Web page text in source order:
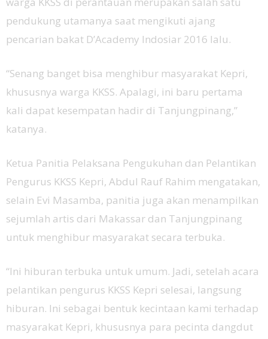
pendukung utamanya saat mengikuti ajang
pencarian bakat D’Academy Indosiar 2016 lalu.
“Senang banget bisa menghibur masyarakat Kepri,
khususnya warga KKSS. Apalagi, ini baru pertama
kali dapat kesempatan hadir di Tanjungpinang,”
katanya.
Ketua Panitia Pelaksana Pengukuhan dan Pelantikan
Pengurus KKSS Kepri, Abdul Rauf Rahim mengatakan,
selain Evi Masamba, panitia juga akan menampilkan
sejumlah artis dari Makassar dan Tanjungpinang
untuk menghibur masyarakat secara terbuka.
“Ini hiburan terbuka untuk umum. Jadi, setelah acara
pelantikan pengurus KKSS Kepri selesai, langsung
hiburan. Ini sebagai bentuk kecintaan kami terhadap
masyarakat Kepri, khususnya para pecinta dangdut